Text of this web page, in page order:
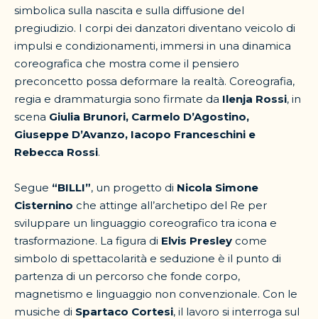
simbolica sulla nascita e sulla diffusione del
pregiudizio. I corpi dei danzatori diventano veicolo di
impulsi e condizionamenti, immersi in una dinamica
coreografica che mostra come il pensiero
preconcetto possa deformare la realtà. Coreografia,
regia e drammaturgia sono firmate da Ilenja Rossi, in
scena Giulia Brunori, Carmelo D’Agostino,
Giuseppe D’Avanzo, Iacopo Franceschini e
Rebecca Rossi.
Segue “BILLI”, un progetto di Nicola Simone
Cisternino che attinge all’archetipo del Re per
sviluppare un linguaggio coreografico tra icona e
trasformazione. La figura di Elvis Presley come
simbolo di spettacolarità e seduzione è il punto di
partenza di un percorso che fonde corpo,
magnetismo e linguaggio non convenzionale. Con le
musiche di Spartaco Cortesi, il lavoro si interroga sul